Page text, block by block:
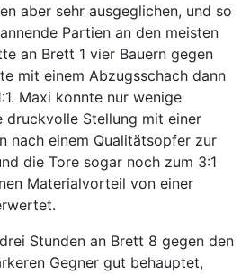
aber sehr ausgeglichen, und so
Partien an den meisten
an Brett 1 vier Bauern gegen
mit einem Abzugsschach dann
Maxi konnte nur wenige
druckvolle Stellung mit einer
nach einem Qualitätsopfer zur
die Tore sogar noch zum 3:1
Materialvorteil von einer
Stunden an Brett 8 gegen den
Gegner gut behauptet,